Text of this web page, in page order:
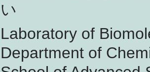
い
Laboratory of
Department of